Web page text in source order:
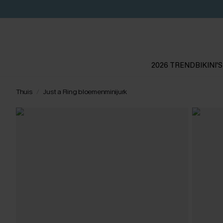
2026 TRENDBIKINI'S
Thuis Just a Fling bloemenminijurk